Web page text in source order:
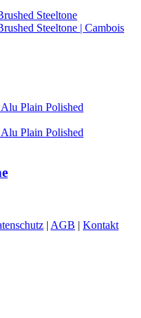
CHF
| AGB | Kontakt